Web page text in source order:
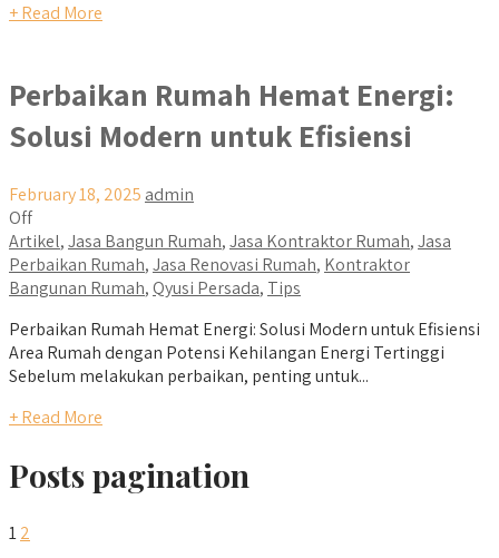
+ Read More
Perbaikan Rumah Hemat Energi:
Solusi Modern untuk Efisiensi
February 18, 2025 admin
Off
Artikel,Jasa Bangun Rumah,Jasa Kontraktor Rumah,Jasa
Perbaikan Rumah,Jasa Renovasi Rumah, Kontraktor
Bangunan Rumah,Qyusi Persada, Tips
Perbaikan Rumah Hemat Energi: Solusi Modern untuk Efisiensi
Area Rumah dengan Potensi Kehilangan Energi Tertinggi
Sebelum melakukan perbaikan, penting untuk...
+ Read More
Posts pagination
12